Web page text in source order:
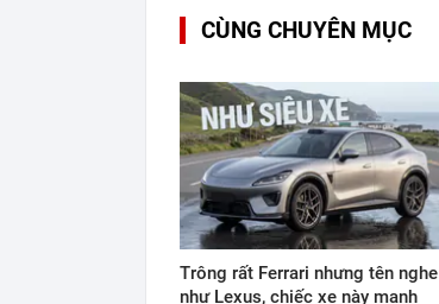
CÙNG CHUYÊN MỤC
Trông rất Ferrari nhưng tên nghe
như Lexus, chiếc xe này mạnh